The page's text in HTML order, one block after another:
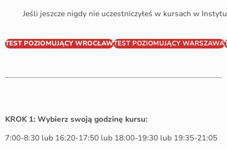
Jeśli jeszcze nigdy nie uczestniczyłeś w kursach w
TEST POZIOMUJĄCY WROCŁAWTEST POZIOMUJĄCY WARSZAWA
KROK 1: Wybierz swoją godzinę kursu:
7:00-8:30 lub 16:20-17:50 lub 18:00-19:30 lub 19:35-21:05